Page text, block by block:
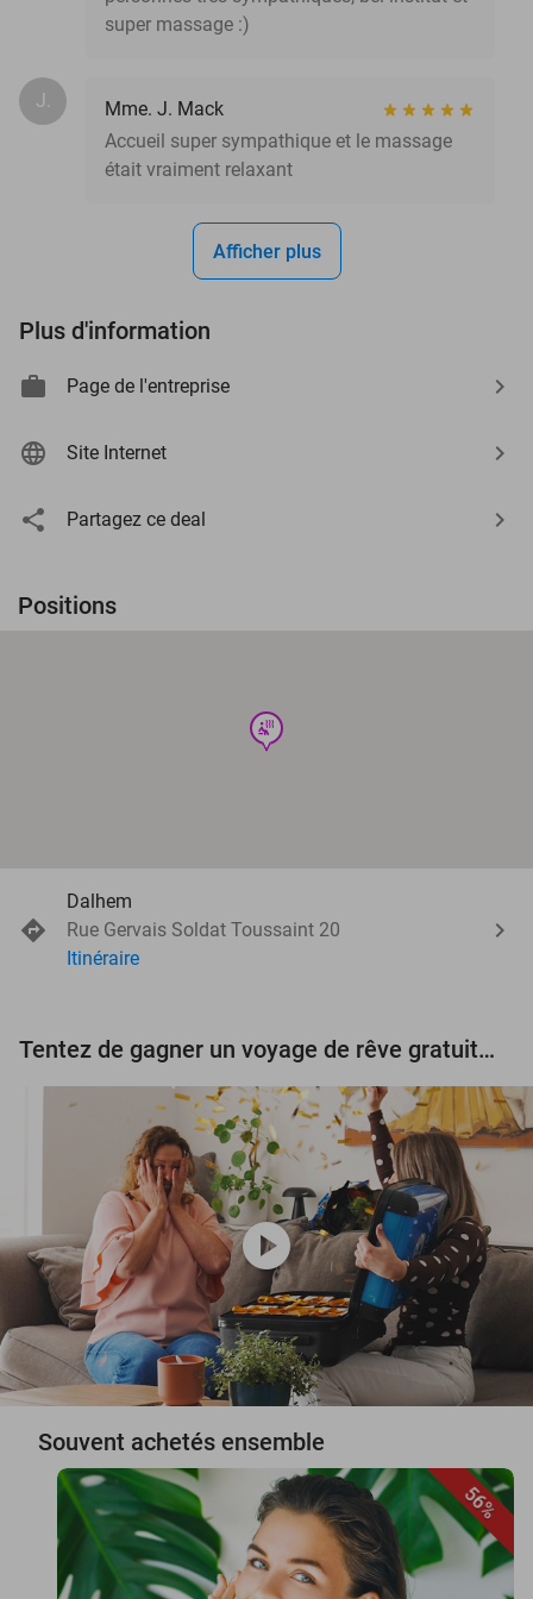
super massage :)
J.
Mme. J. Mack
Accueil super sympathique et le massage
était vraiment relaxant
Afficher plus
Plus d'information
Page de l'entreprise
Site Internet
Partagez ce deal
Positions
wellness
Dalhem
Rue Gervais Soldat Toussaint 20
Itinéraire
Tentez de gagner un voyage de rêve gratuit d'une valeur de 3.000 € !
play_circle
Souvent achetés ensemble
56%